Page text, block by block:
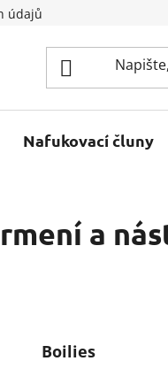
údajů
Nafukovací čluny
a
Boilies